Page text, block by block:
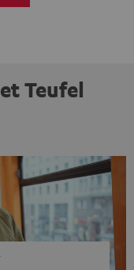
Teufel